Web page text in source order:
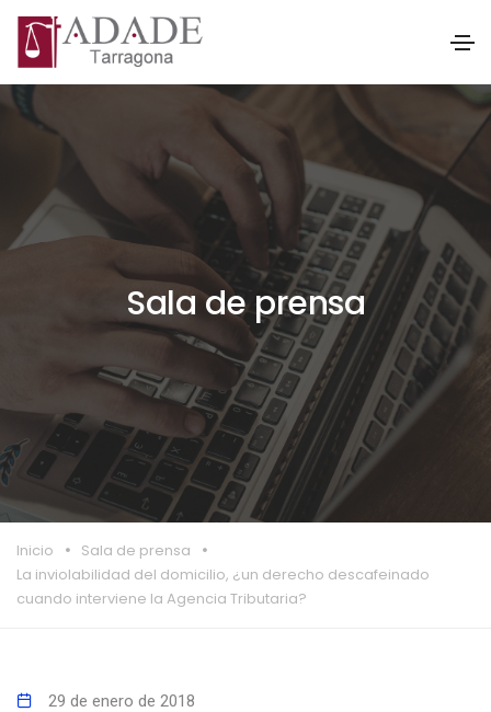
Sala de prensa
Inicio
Sala de prensa
La inviolabilidad del domicilio, ¿un derecho descafeinado
cuando interviene la Agencia Tributaria?
29 de enero de 2018